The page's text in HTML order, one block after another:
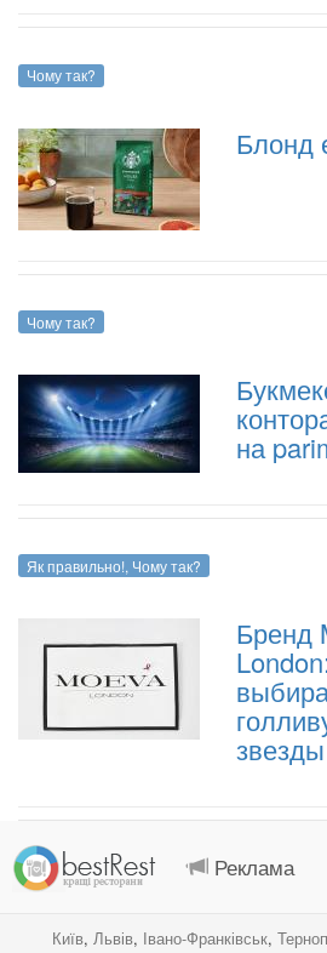
Чому так?
Блонд
Чому так?
на
Як правильно!, Чому так?
Бренд
звезды
Реклама
Київ, Львів, Івано-Франківськ,